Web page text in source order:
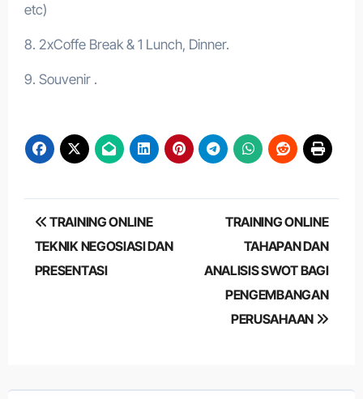
etc)
8. 2xCoffe Break & 1 Lunch, Dinner.
9. Souvenir .
Post
navigation
TRAINING ONLINE
TEKNIK NEGOSIASI DAN
PRESENTASI
TRAINING ONLINE
TAHAPAN DAN
ANALISIS SWOT BAGI
PENGEMBANGAN
PERUSAHAAN